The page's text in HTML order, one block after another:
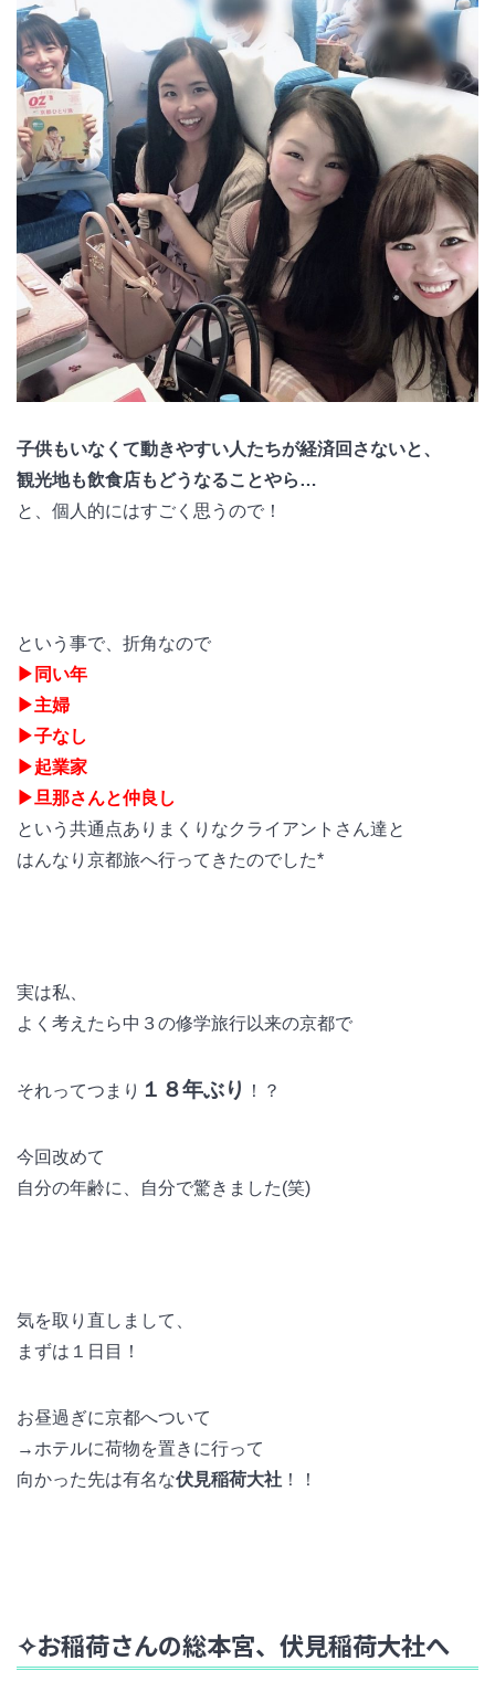
子供もいなくて動きやすい人たちが経済回さないと、
観光地も飲食店もどうなることやら…
と、個人的にはすごく思うので！
という事で、折角なので
▶︎同い年
▶︎主婦
▶︎子なし
▶︎起業家
▶︎旦那さんと仲良し
という共通点ありまくりなクライアントさん達と
はんなり京都旅へ行ってきたのでした*
実は私、
よく考えたら中３の修学旅行以来の京都で
それってつまり １８年ぶり ！？
今回改めて
自分の年齢に、自分で驚きました(笑)
気を取り直しまして、
まずは１日目！
お昼過ぎに京都へついて
→ホテルに荷物を置きに行って
向かった先は有名な伏見稲荷大社 ！！
✧お稲荷さんの総本宮、伏見稲荷大社へ